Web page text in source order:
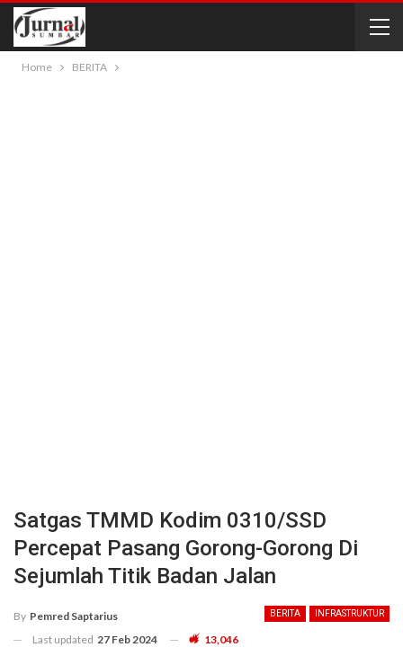
Home BERITA
Satgas TMMD Kodim 0310/SSD
Percepat Pasang Gorong-Gorong Di
Sejumlah Titik Badan Jalan
BERITA INFRASTRUKTUR
By Pemred Saptarius
Last updated 27 Feb 2024 13,046